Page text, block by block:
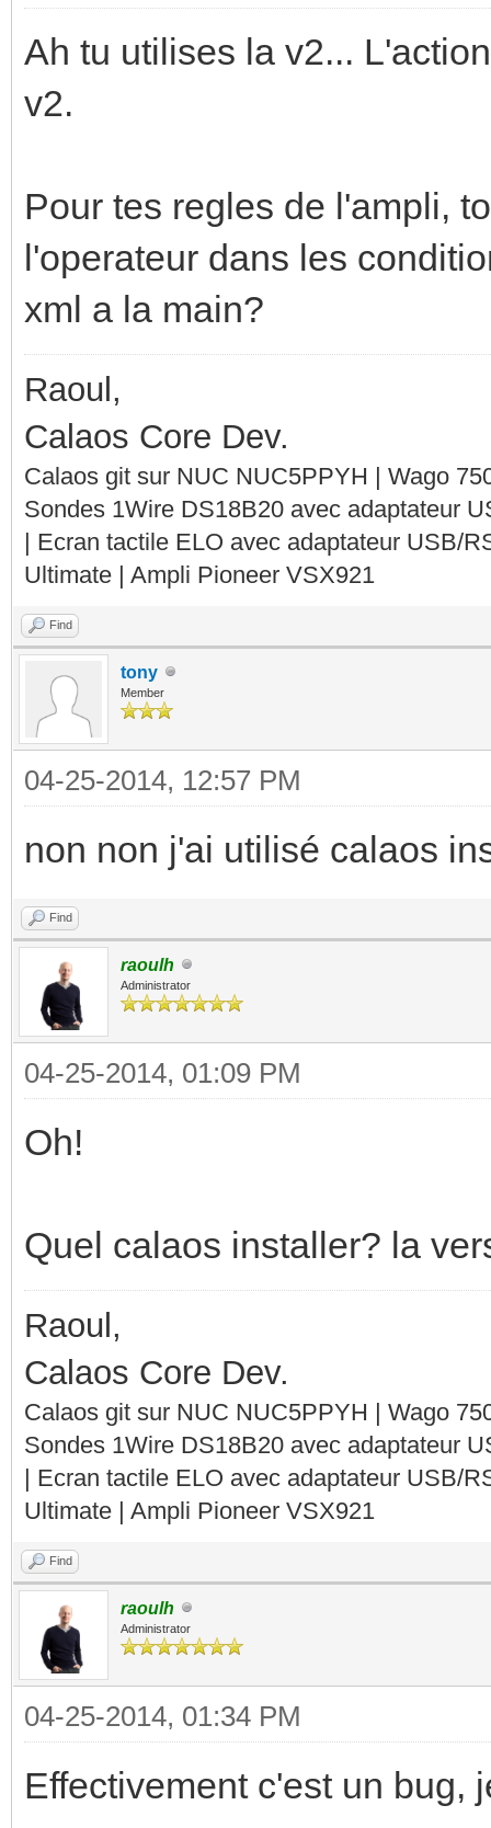
Ah tu utilises la v2...
v2.
Pour tes regles de l'ampli,
l'operateur dans les
xml a la main?
Raoul,
Calaos Core Dev.
Calaos git sur NUC NUC5PPYH | Wago
Sondes 1Wire DS18B20 avec adaptateur
| Ecran tactile ELO avec adaptateur USB/
Ultimate | Ampli Pioneer VSX921
Find
tony
Member
04-25-2014, 12:57 PM
non non j'ai utilisé calaos
Find
raoulh
Administrator
04-25-2014, 01:09 PM
Oh!
Quel calaos installer? la
Raoul,
Calaos Core Dev.
Calaos git sur NUC NUC5PPYH | Wago
Sondes 1Wire DS18B20 avec adaptateur
| Ecran tactile ELO avec adaptateur USB/
Ultimate | Ampli Pioneer VSX921
Find
raoulh
Administrator
04-25-2014, 01:34 PM
Effectivement c'est un bug,